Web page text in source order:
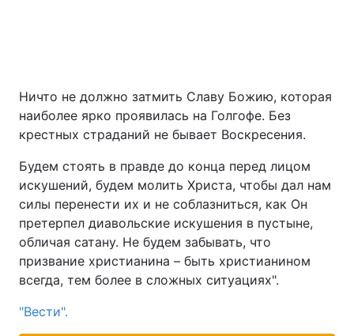
Ничто не должно затмить Славу Божию, которая
наиболее ярко проявилась на Голгофе. Без
крестных страданий не бывает Воскресения.
Будем стоять в правде до конца перед лицом
искушений, будем молить Христа, чтобы дал нам
силы перенести их и не соблазниться, как Он
претерпел диавольские искушения в пустыне,
обличая сатану. Не будем забывать, что
призвание христианина – быть христианином
всегда, тем более в сложных ситуациях".
"Вести".